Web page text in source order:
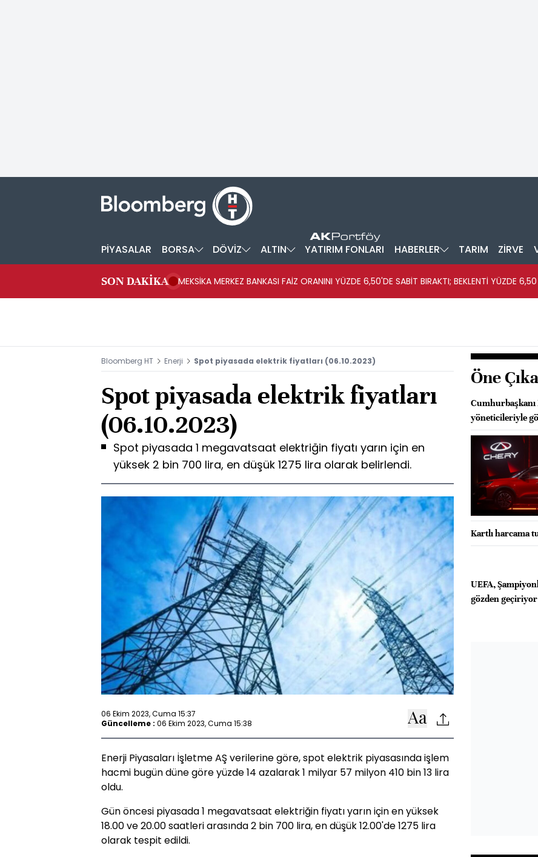
PİYASALAR BORSA DÖVİZ ALTIN YATIRIM FONLARI HABERLER TARIM ZİRVE
SON DAKİKA MEKSİKA MERKEZ BANKASI FAİZ ORANINI YÜZDE 6,50'DE SABİT BIRAKTI; BEKLENTİ YÜZDE 6,50
Bloomberg HT Enerji Spot piyasada elektrik fiyatları (06.10.2023)
Spot piyasada elektrik fiyatları
(06.10.2023)
Spot piyasada 1 megavatsaat elektriğin fiyatı yarın için en
yüksek 2 bin 700 lira, en düşük 1275 lira olarak belirlendi.
06 Ekim 2023, Cuma 15:37
Güncelleme : 06 Ekim 2023, Cuma 15:38
Enerji Piyasaları İşletme AŞ verilerine göre, spot elektrik piyasasında işlem
hacmi bugün düne göre yüzde 14 azalarak 1 milyar 57 milyon 410 bin 13 lira
oldu.
Gün öncesi piyasada 1 megavatsaat elektriğin fiyatı yarın için en yüksek
18.00 ve 20.00 saatleri arasında 2 bin 700 lira, en düşük 12.00'de 1275 lira
olarak tespit edildi.
Öne
yöneticileriyle
Kartlı harcama
UEFA,
gözden geçiriyor